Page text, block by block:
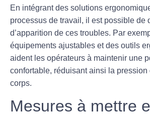
En intégrant des solutions
processus de travail, il est possible de
d’apparition de ces troubles. Par
équipements ajustables et des outils
aident les opérateurs à maintenir une
confortable, réduisant ainsi la pression
corps.
Mesures à mettre